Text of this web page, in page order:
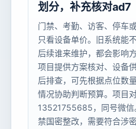
划分，补充核对ad7
门禁、考勤、访客、停车
只看设备单价。旧系统能
后续谁来维护，都会影响
项目提供方案核对、设备
后排查，可先根据点位数
情况协助判断预算。项目
13521755685，同号微信
禁国密整改，需要符合涉